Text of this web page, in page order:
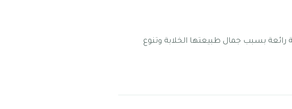
رائعة بسبب جمال طبيعتها الخلابة وتنوع